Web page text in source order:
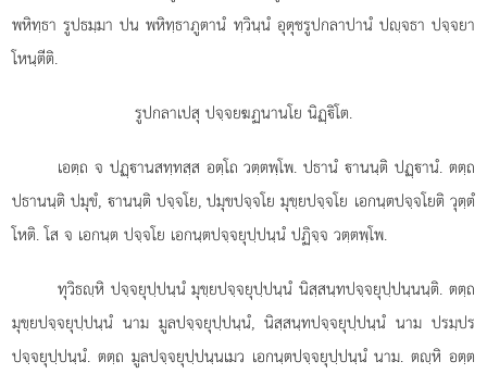
พหิทฺธา รูปธมฺมา ปน พหิทฺธาภูตานํ ทฺวินฺนํ อุตุชรูปกลาปานํ ปฺจธา ปจฺจยา
โหนฺตีติ.
รูปกลาเปสุ ปจฺจยฆฏนานโย นิฏฺิโต.
เอตฺถ จ ปฏฺานสทฺทสฺส อตฺโถ วตฺตพฺโพ. ปธานํ านนฺติ ปฏฺานํ. ตตฺถ
ปธานนฺติ ปมุขํ, านนฺติ ปจฺจโย, ปมุขปจฺจโย มุขฺยปจฺจโย เอกนฺตปจฺจโยติ วุตฺตํ
โหติ. โส จ เอกนฺต ปจฺจโย เอกนฺตปจฺจยุปฺปนฺนํ ปฏิจฺจ วตฺตพฺโพ.
ทุวิธฺหิ ปจฺจยุปฺปนฺนํ มุขฺยปจฺจยุปฺปนฺนํ นิสฺสนฺทปจฺจยุปฺปนฺนนฺติ. ตตฺถ
มุขฺยปจฺจยุปฺปนฺนํ นาม มูลปจฺจยุปฺปนฺนํ, นิสฺสนฺทปจฺจยุปฺปนฺนํ นาม ปรมฺปร
ปจฺจยุปฺปนฺนํ. ตตฺถ มูลปจฺจยุปฺปนฺนเมว เอกนฺตปจฺจยุปฺปนฺนํ นาม. ตฺหิ อตฺต